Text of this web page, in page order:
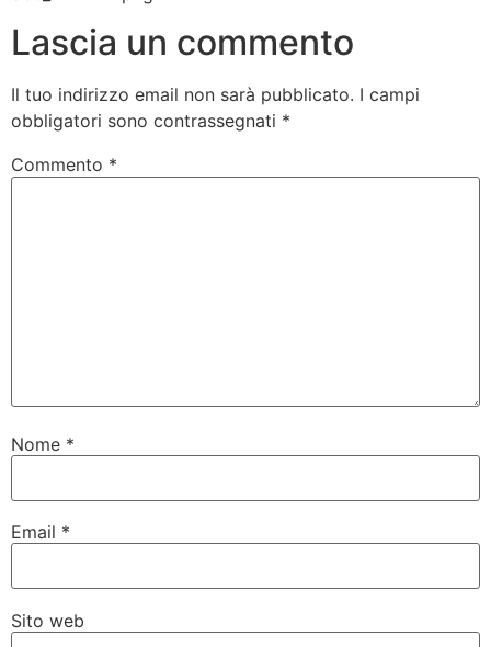
Lascia un commento
Il tuo indirizzo email non sarà pubblicato. I campi
obbligatori sono contrassegnati *
Commento *
Nome *
Email *
Sito web